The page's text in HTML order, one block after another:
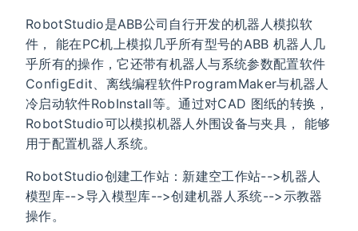
RobotStudio是ABB公司自行开发的机器人模拟软
件， 能在PC机上模拟几乎所有型号的ABB 机器人几
乎所有的操作，它还带有机器人与系统参数配置软件
ConfigEdit、离线编程软件ProgramMaker与机器人
冷启动软件RobInstall等。通过对CAD 图纸的转换，
RobotStudio可以模拟机器人外围设备与夹具， 能够
用于配置机器人系统。
RobotStudio创建工作站：新建空工作站-->机器人
模型库-->导入模型库-->创建机器人系统-->示教器
操作。